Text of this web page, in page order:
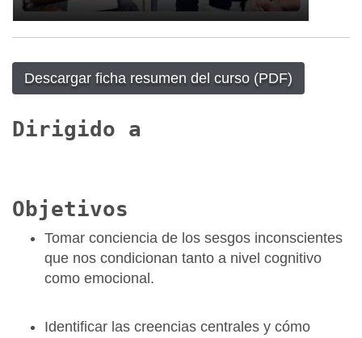
Descargar ficha resumen del curso (PDF)
Dirigido a
Objetivos
Tomar conciencia de los sesgos inconscientes
que nos condicionan tanto a nivel cognitivo
como emocional.
Identificar las creencias centrales y cómo